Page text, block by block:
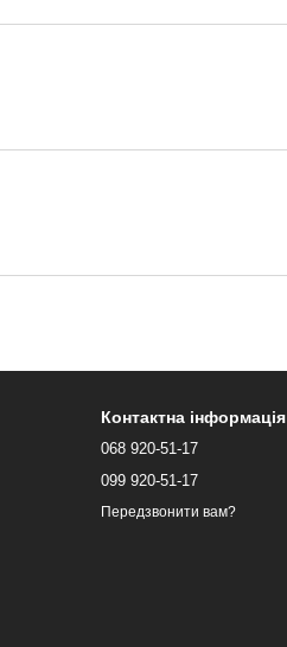
Контактна інформація
068 920-51-17
099 920-51-17
Передзвонити вам?